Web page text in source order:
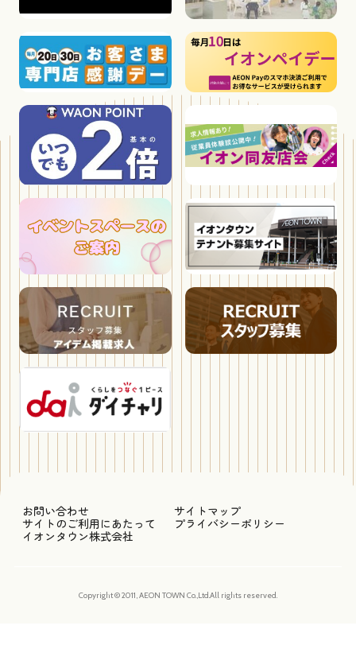
お問い合わせ
サイトマップ
サイトのご利用にあたって
プライバシーポリシー
イオンタウン株式会社
Copyright © 2011, AEON TOWN Co.,Ltd.All rights reserved.